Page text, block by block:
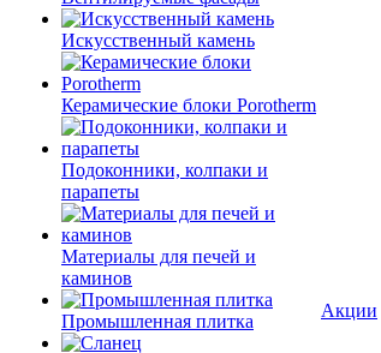
Искусственный камень
Керамические блоки Porotherm
Подоконники, колпаки и
парапеты
Материалы для печей и
каминов
Промышленная плитка
Акции